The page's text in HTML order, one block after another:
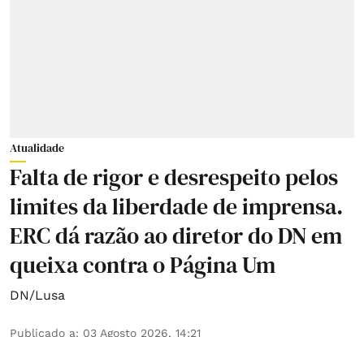
Atualidade
Falta de rigor e desrespeito pelos
limites da liberdade de imprensa.
ERC dá razão ao diretor do DN em
queixa contra o Página Um
DN/Lusa
Publicado a: 03 Agosto 2026, 14:21